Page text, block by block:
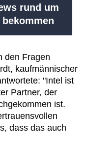
rund um
den Fragen
kaufmännischer
"Intel ist
Partner, der
ist.
dass das auch